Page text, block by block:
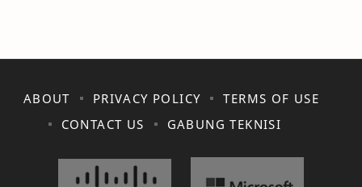
ABOUT PRIVACY POLICY
TERMS OF USE
CONTACT US
GABUNG TEKNISI